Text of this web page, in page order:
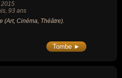
2015
, 93 ans
(Art, Cinéma, Théâtre).
Tombe ►